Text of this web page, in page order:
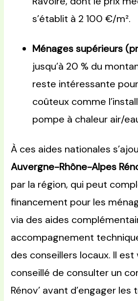
s’établit à 2 100 €/m².
Ménages supérieurs
jusqu’à 20 % du
reste intéressante
coûteux comme
pompe à chaleur air/
À ces aides nationales
Auvergne-Rhône-Alpes
par la région, qui peut
financement pour les
via des aides
accompagnement
des conseillers locaux. Il
conseillé de consulter un
Rénov’ avant d’engager les